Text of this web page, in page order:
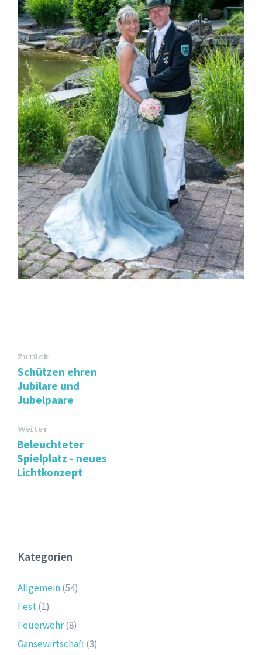
Zurück
Schützen ehren
Jubilare und
Jubelpaare
Weiter
Beleuchteter
Spielplatz - neues
Lichtkonzept
Kategorien
Allgemein(54)
Fest(1)
Feuerwehr(8)
Gänsewirtschaft(3)